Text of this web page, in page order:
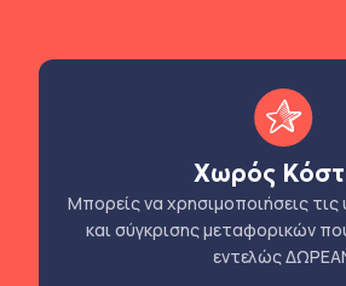
Χωρός
Μπορείς να χρησιμοποιήσεις τις
και σύγκρισης μεταφορικών
εντελώς